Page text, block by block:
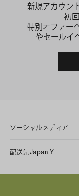
新規アカウン
初
特別オファー
やセールイ
ソーシャルメディア
Facebook
配送先Japan ¥